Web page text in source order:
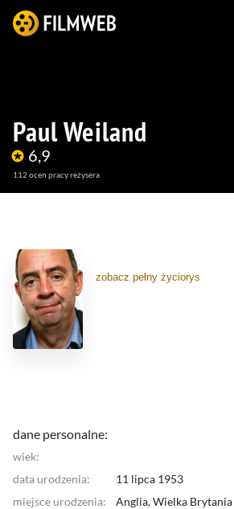
Paul Weiland
6,9
112 ocen pracy reżysera
zobacz pełny życiorys
dane personalne:
wiek:
data urodzenia:
11 lipca 1953
miejsce urodzenia:
Anglia,Wielka Brytania